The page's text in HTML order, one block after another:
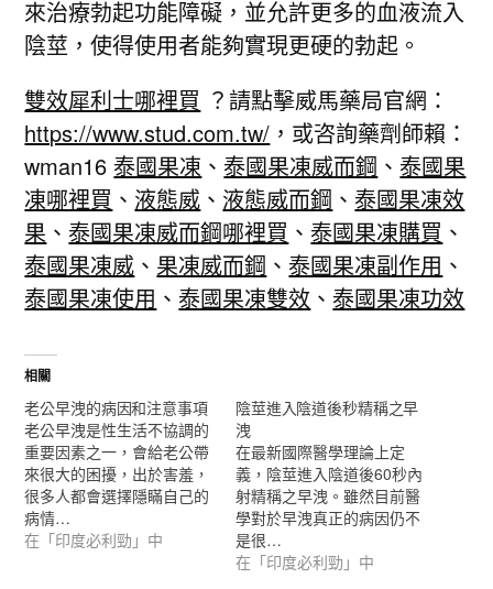
來治療勃起功能障礙，並允許更多的血液流入
陰莖，使得使用者能夠實現更硬的勃起。
雙效犀利士哪裡買 ？請點擊威馬藥局官網：
https://www.stud.com.tw/ ，或咨詢藥劑師賴：
wman16 泰國果凍 、 泰國果凍威而鋼 、 泰國果
凍哪裡買 、 液態威 、 液態威而鋼 、 泰國果凍效
果 、 泰國果凍威而鋼哪裡買 、 泰國果凍購買 、
泰國果凍威 、 果凍威而鋼 、 泰國果凍副作用 、
泰國果凍使用 、 泰國果凍雙效 、 泰國果凍功效
相關
老公早洩的病因和注意事項
老公早洩是性生活不協調的
重要因素之一，會給老公帶
來很大的困擾，出於害羞，
很多人都會選擇隱瞞自己的
病情…
在「印度必利勁」中
陰莖進入陰道後秒精稱之早
洩
在最新國際醫學理論上定
義，陰莖進入陰道後60秒內
射精稱之早洩。雖然目前醫
學對於早洩真正的病因仍不
是很…
在「印度必利勁」中